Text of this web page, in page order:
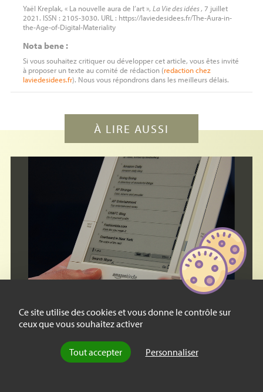
Ce site utilise des cookies et vous donne le contrôle sur
ceux que vous souhaitez activer
Tout accepter Personnaliser
Yaël Kreplak, « La nouvelle aura de l’art », La Vie des idées, 7 juillet
2021. ISSN : 2105-3030. URL : https://laviedesidees.fr/The-Aura-in-
the-Age-of-Digital-Materiality
Nota bene :
Si vous souhaitez critiquer ou développer cet article, vous êtes invité
à proposer un texte au comité de rédaction (redactionchez
laviedesidees.fr). Nous vous répondrons dans les meilleurs délais.
À LIRE AUSSI